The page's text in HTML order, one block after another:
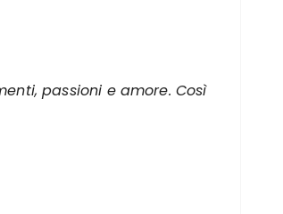
passioni e amore. Così